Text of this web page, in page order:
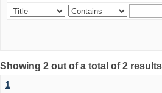
Showing 2 out of a total of 2
1